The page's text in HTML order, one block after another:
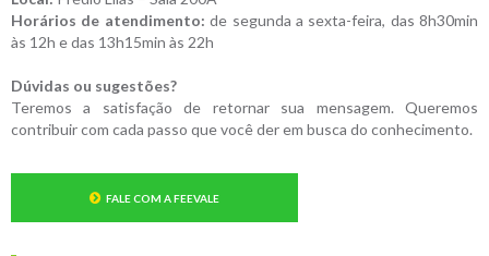
Horários de atendimento: de segunda a sexta-feira, das 8h30min
às 12h e das 13h15min às 22h
Dúvidas ou sugestões?
Teremos a satisfação de retornar sua mensagem. Queremos
contribuir com cada passo que você der em busca do conhecimento.
FALE COM A FEEVALE